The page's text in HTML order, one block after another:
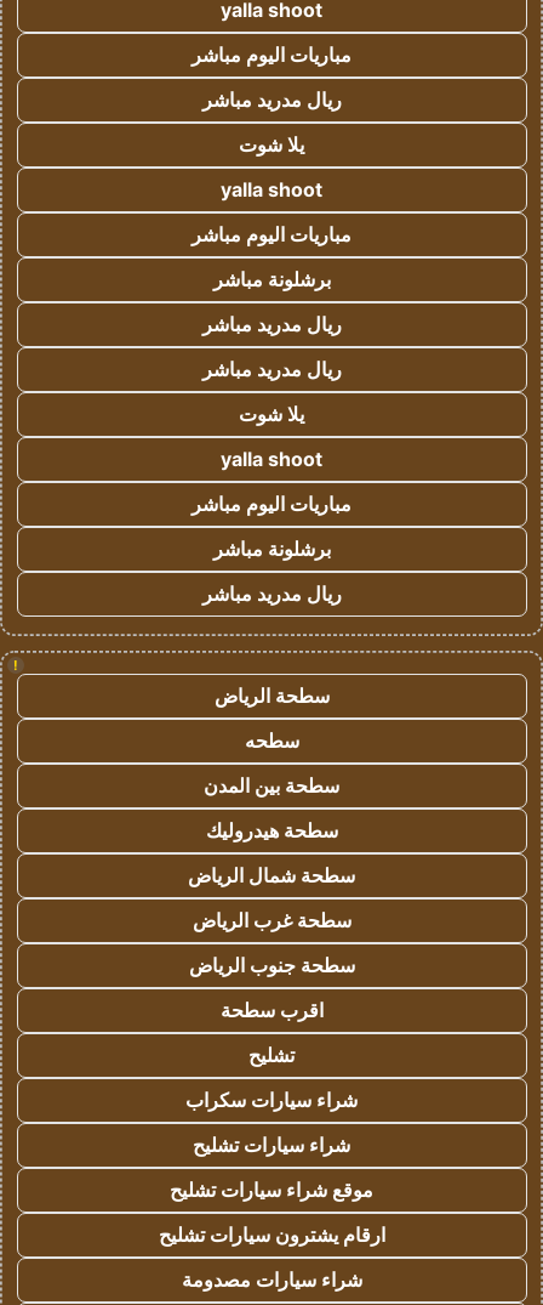
yalla shoot
مباريات اليوم مباشر
ريال مدريد مباشر
يلا شوت
yalla shoot
مباريات اليوم مباشر
برشلونة مباشر
ريال مدريد مباشر
ريال مدريد مباشر
يلا شوت
yalla shoot
مباريات اليوم مباشر
برشلونة مباشر
ريال مدريد مباشر
!
سطحة الرياض
سطحه
سطحة بين المدن
سطحة هيدروليك
سطحة شمال الرياض
سطحة غرب الرياض
سطحة جنوب الرياض
اقرب سطحة
تشليح
شراء سيارات سكراب
شراء سيارات تشليح
موقع شراء سيارات تشليح
ارقام يشترون سيارات تشليح
شراء سيارات مصدومة